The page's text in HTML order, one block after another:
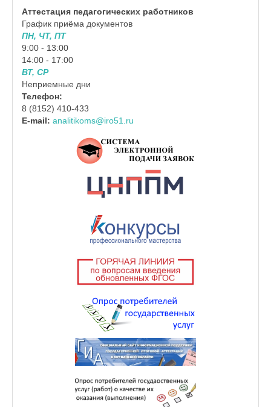
Аттестация педагогических работников
График приёма документов
ПН, ЧТ, ПТ
9:00 - 13:00
14:00 - 17:00
ВТ, СР
Неприемные дни
Телефон:
8 (8152) 410-433
E-mail: analitikoms@iro51.ru